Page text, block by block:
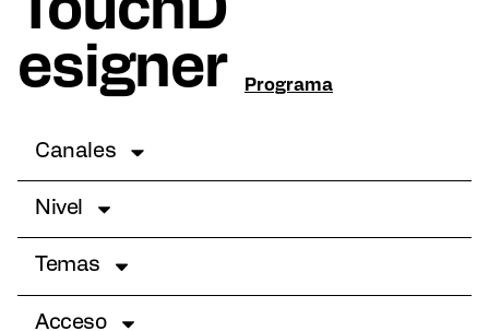
TouchD
esigner
Programa
Canales
Nivel
Temas
Acceso